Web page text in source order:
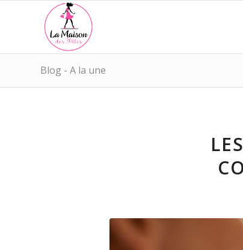
Blog - A la une